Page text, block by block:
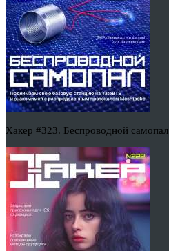
Хакер #323. Беспроводной самопал